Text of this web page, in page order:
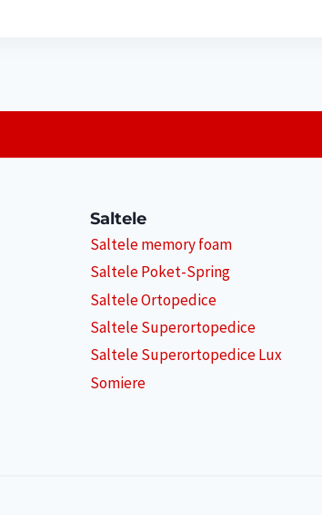
Saltele
Saltele memory foam
Saltele Poket-Spring
Saltele Ortopedice
Saltele Superortopedice
Saltele Superortopedice Lux
Somiere